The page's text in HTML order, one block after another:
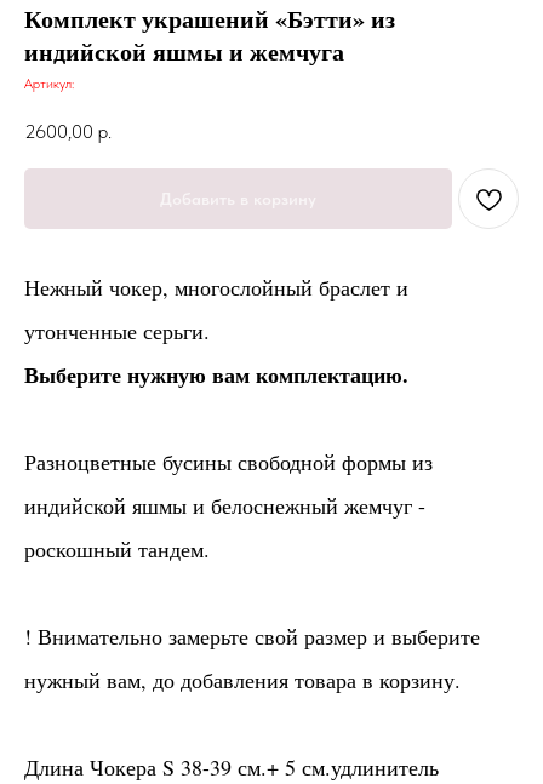
Комплект украшений «Бэтти» из
индийской яшмы и жемчуга
Артикул:
2600,00 р.
Нежный чокер, многослойный браслет и
утонченные серьги.
Выберите нужную вам комплектацию.
Разноцветные бусины свободной формы из
индийской яшмы и белоснежный жемчуг -
роскошный тандем.
! Внимательно замерьте свой размер и выберите
нужный вам, до добавления товара в корзину.
Длина Чокера S 38-39 см.+ 5 см.удлинитель